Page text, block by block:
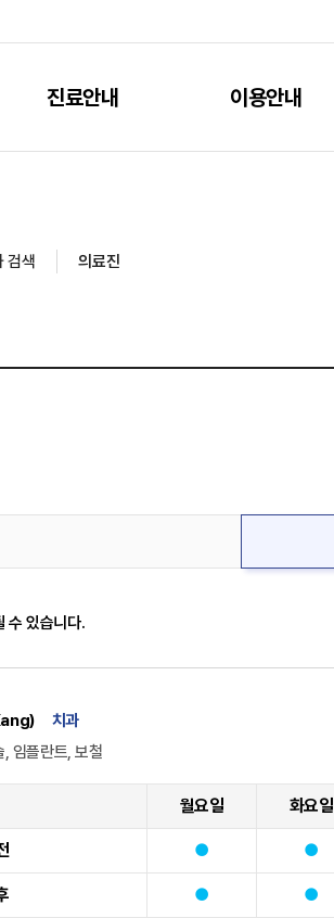
진료안내 이용안내
검색 의료진
수 있습니다.
치과
, 임플란트, 보철
월요일 화요일